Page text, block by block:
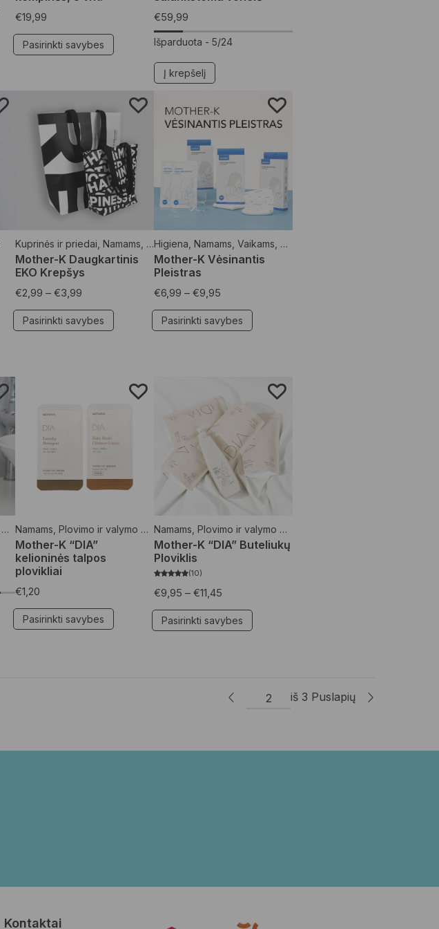
€19,99
Pasirinkti savybes
€59,99
Išparduota - 5/24
Į krepšelį
Kuprinės ir priedai Namams Namų apyvokos reikmenys
Mother-K Daugkartinis
EKO Krepšys
€2,99 – €3,99
Pasirinkti savybes
Higiena Namams Vaikams Vaistinėlė
Mother-K Vėsinantis
Pleistras
€6,99 – €9,95
Pasirinkti savybes
Namams Plovimo ir valymo priemonės , Skalbimo priemonės
Mother-K “DIA”
kelioninės talpos
plovikliai
€1,20
Pasirinkti savybes
Namams Plovimo ir valymo priemonės
Mother-K “DIA” Buteliukų
Ploviklis
10
€9,95 – €11,45
Pasirinkti savybes
iš 3 Puslapių
Kontaktai